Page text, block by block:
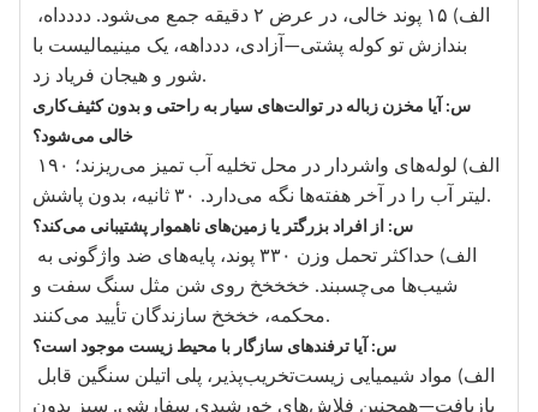
بندازش تو کوله پشتی—آزادی، ددداهه، یک مینیمالیست با
شور و هیجان فریاد زد.
س: آیا مخزن زباله در توالت‌های سیار به راحتی و بدون کثیف‌کاری
خالی می‌شود؟
لیتر آب را در آخر هفته‌ها نگه می‌دارد. ۳۰ ثانیه، بدون پاشش.
س: از افراد بزرگتر یا زمین‌های ناهموار پشتیبانی می‌کند؟
شیب‌ها می‌چسبند. خخخخخ روی شن مثل سنگ سفت و
محکمه، خخخخ سازندگان تأیید می‌کنند.
س: آیا ترفندهای سازگار با محیط زیست موجود است؟
بازیافت—همچنین فلاش‌های خورشیدی سفارشی. سبز بدون